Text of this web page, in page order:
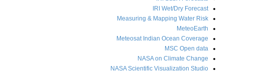
IRI Wet/Dry Forecast
Measuring & Mapping Water Risk
MeteoEarth
Meteosat Indian Ocean Coverage
MSC Open data
NASA on Climate Change
NASA Scientific Visualization Studio